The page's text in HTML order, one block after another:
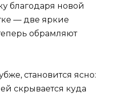
благодаря новой
— две яркие
обрамляют
становится ясно:
скрывается куда